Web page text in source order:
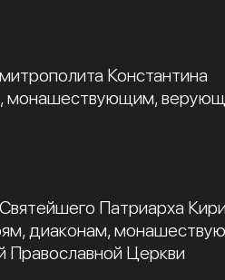
Константина
монашествующим,
Патриарха
диаконам,
Православной Церкви